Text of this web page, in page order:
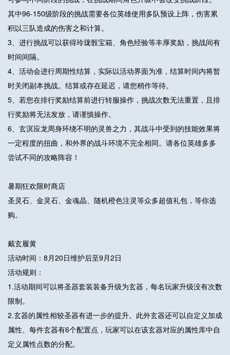
其中96-150级阶段的挑战需要各位英雄使用多队预设上阵，伤害累
积以三队造成的伤害之和计算。
3、进行挑战可以获得玲珑骰宝箱、角色经验等丰厚奖励，挑战间有
时间间隔。
4、活动会进行周期性结算，实际以活动界面为准，结算时间内将暂
时关闭副本挑战。结算或存在延迟，请您稍作等待。
5、若您在排行奖励结算前进行转服操作，挑战次数无法重置，且排
行奖励将无法发放，请谨慎操作。
6、玄溟应龙周身环绕不明的灵兽之力，其战斗中受到的技能效果将
一定程度的扭曲，和外界的战斗环境不完全相同。请各位英雄多多
尝试不同的攻略阵容！
暑期狂欢限时商店
圣灵石、金灵石、金魂晶、随机橙色注灵等众多超值礼包，等你选
购。
戴玄履黄
活动时间：8月20日维护后至9月2日
活动规则：
1.活动期间可以将圣器套装装备升级为玄器，每名玩家升级没有次数
限制。
2.玄器的属性相较圣器有进一步的提升。此外玄器还可以自定义加成
属性、每件玄器有6个配置点，玩家可以在该玄器对应的属性库中自
定义属性点数的分配。